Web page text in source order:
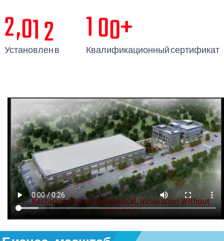
2,012
Установлен в
100+
Квалификационный сертификат